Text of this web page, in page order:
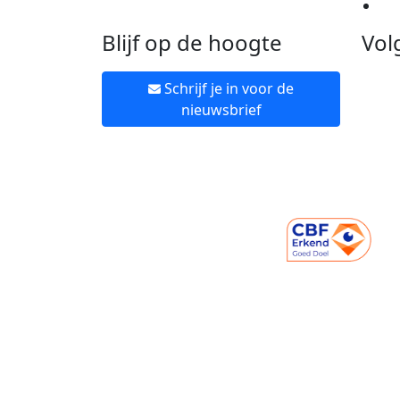
Blijf op de hoogte
Schrijf je in voor de
nieuwsbrief